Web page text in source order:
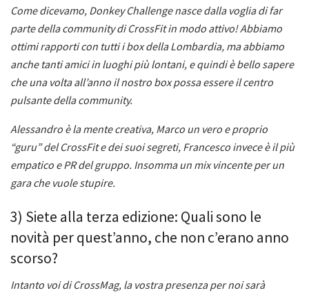
Come dicevamo, Donkey Challenge nasce dalla voglia di far
parte della community di CrossFit in modo attivo! Abbiamo
ottimi rapporti con tutti i box della Lombardia, ma abbiamo
anche tanti amici in luoghi più lontani, e quindi è bello sapere
che una volta all’anno il nostro box possa essere il centro
pulsante della community.
Alessandro è la mente creativa, Marco un vero e proprio
“guru” del CrossFit e dei suoi segreti, Francesco invece è il più
empatico e PR del gruppo. Insomma un mix vincente per un
gara che vuole stupire.
3) Siete alla terza edizione: Quali sono le
novità per quest’anno, che non c’erano anno
scorso?
Intanto voi di CrossMag, la vostra presenza per noi sarà